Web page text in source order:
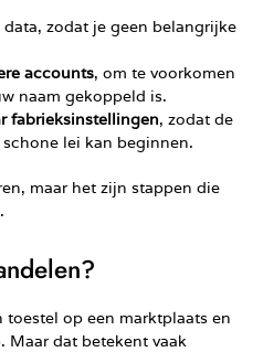
zodat je geen belangrijke
accounts, om te voorkomen
naam gekoppeld is.
fabrieksinstellingen, zodat de
lei kan beginnen.
maar het zijn stappen die
op een marktplaats en
Maar dat betekent vaak